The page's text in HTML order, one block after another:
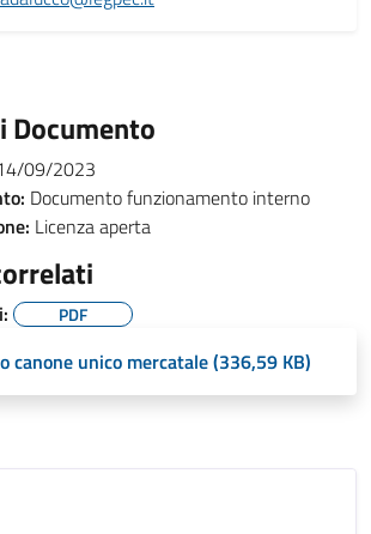
09/2023
Documento funzionamento interno
Licenza aperta
PDF
canone unico mercatale (336,59 KB)